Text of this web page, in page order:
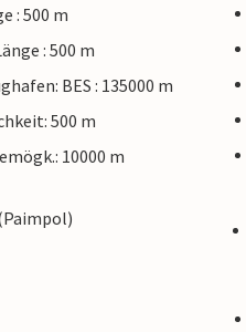
: 500 m
: 500 m
BES : 135000 m
500 m
10000 m